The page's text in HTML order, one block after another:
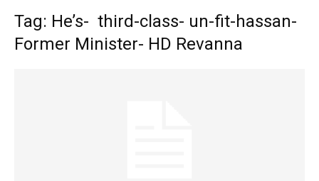
Tag: He’s- third-class- un-fit-hassan-
Former Minister- HD Revanna